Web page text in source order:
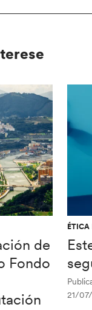
de
Fondo
ÉTICA
21/